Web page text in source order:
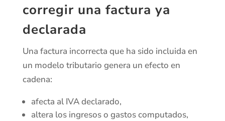
corregir una factura ya
declarada
Una factura incorrecta que ha sido incluida en
un modelo tributario genera un efecto en
cadena:
afecta al IVA declarado,
altera los ingresos o gastos computados,